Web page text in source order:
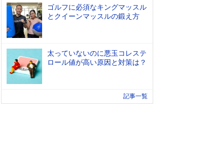
ゴルフに必須なキングマッスル
とクイーンマッスルの鍛え方
太っていないのに悪玉コレステ
ロール値が高い原因と対策は？
記事一覧